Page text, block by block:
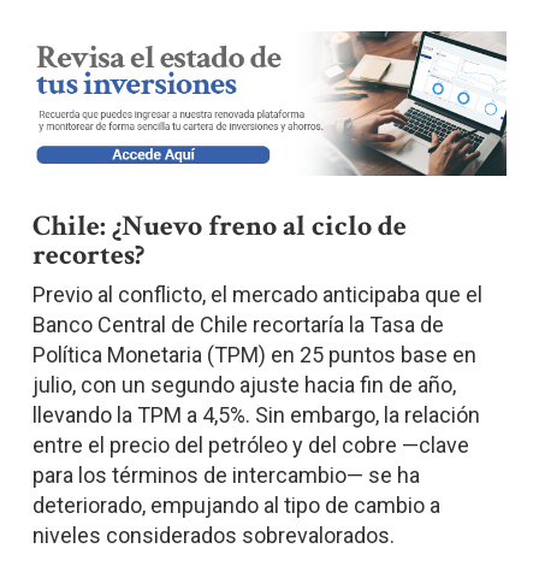
Chile: ¿Nuevo freno al ciclo de
recortes?
Previo al conflicto, el mercado anticipaba que el
Banco Central de Chile recortaría la Tasa de
Política Monetaria (TPM) en 25 puntos base en
julio, con un segundo ajuste hacia fin de año,
llevando la TPM a 4,5%. Sin embargo, la relación
entre el precio del petróleo y del cobre —clave
para los términos de intercambio— se ha
deteriorado, empujando al tipo de cambio a
niveles considerados sobrevalorados.